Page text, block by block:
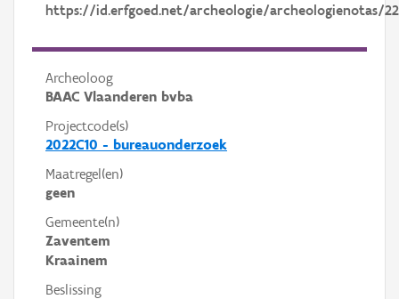
https://id.erfgoed.net/archeologie/archeologienotas/
Archeoloog
BAAC Vlaanderen bvba
Projectcode(s)
2022C10 - bureauonderzoek
Maatregel(en)
geen
Gemeente(n)
Zaventem
Kraainem
Beslissing